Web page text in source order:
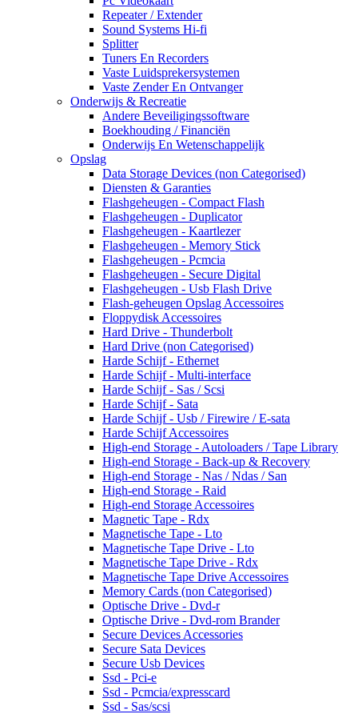
Repeater / Extender
Sound Systems Hi-fi
Splitter
Tuners En Recorders
Vaste Luidsprekersystemen
Vaste Zender En Ontvanger
Onderwijs & Recreatie
Andere Beveiligingssoftware
Boekhouding / Financiën
Onderwijs En Wetenschappelijk
Opslag
Data Storage Devices (non Categorised)
Diensten & Garanties
Flashgeheugen - Compact Flash
Flashgeheugen - Duplicator
Flashgeheugen - Kaartlezer
Flashgeheugen - Memory Stick
Flashgeheugen - Pcmcia
Flashgeheugen - Secure Digital
Flashgeheugen - Usb Flash Drive
Flash-geheugen Opslag Accessoires
Floppydisk Accessoires
Hard Drive - Thunderbolt
Hard Drive (non Categorised)
Harde Schijf - Ethernet
Harde Schijf - Multi-interface
Harde Schijf - Sas / Scsi
Harde Schijf - Sata
Harde Schijf - Usb / Firewire / E-sata
Harde Schijf Accessoires
High-end Storage - Autoloaders / Tape Library
High-end Storage - Back-up & Recovery
High-end Storage - Nas / Ndas / San
High-end Storage - Raid
High-end Storage Accessoires
Magnetic Tape - Rdx
Magnetische Tape - Lto
Magnetische Tape Drive - Lto
Magnetische Tape Drive - Rdx
Magnetische Tape Drive Accessoires
Memory Cards (non Categorised)
Optische Drive - Dvd-r
Optische Drive - Dvd-rom Brander
Secure Devices Accessories
Secure Sata Devices
Secure Usb Devices
Ssd - Pci-e
Ssd - Pcmcia/expresscard
Ssd - Sas/scsi